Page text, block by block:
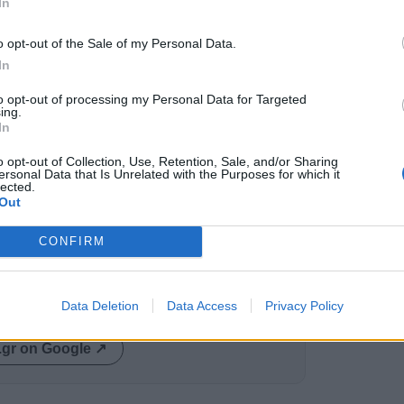
opt-out of the Sale of my Personal Data.
opt-out of processing my Personal Data for Targeted
opt-out of Collection, Use, Retention, Sale, and/or Sharing
Data that Is Unrelated with the Purposes for which it
CONFIRM
Data Deletion Data Access Privacy Policy
μιας μακράς πορείας προσφοράς και
συγχαρητήρια και δεν μπορώ να κρύψω τη
συμπατριώτης μου. Εύχομαι υγεία και
έργου του».
συγκίνησης και σεβασμού, με την
την πολυετή προσφορά του Δρ. Ανδρέα
στα αποτελέσματα αναζήτησης
on Google ↗